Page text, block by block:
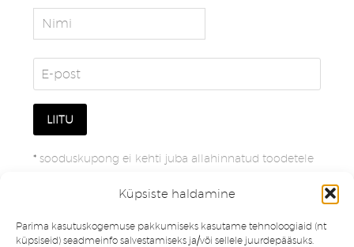
Küpsiste haldamine
Parima kasutuskogemuse pakkumiseks kasutame tehnoloogiaid (nt
küpsiseid) seadmeinfo salvestamiseks ja/või sellele juurdepääsuks.
* sooduskupong ei kehti juba allahinnatud toodetele